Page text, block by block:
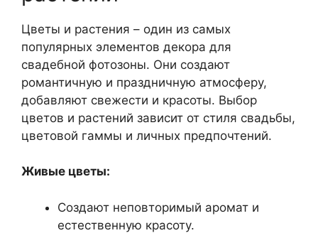
Цветы и растения – один из самых
популярных элементов декора для
свадебной фотозоны. Они создают
романтичную и праздничную атмосферу,
добавляют свежести и красоты. Выбор
цветов и растений зависит от стиля свадьбы,
цветовой гаммы и личных предпочтений.
Живые цветы:
Создают неповторимый аромат и
естественную красоту.